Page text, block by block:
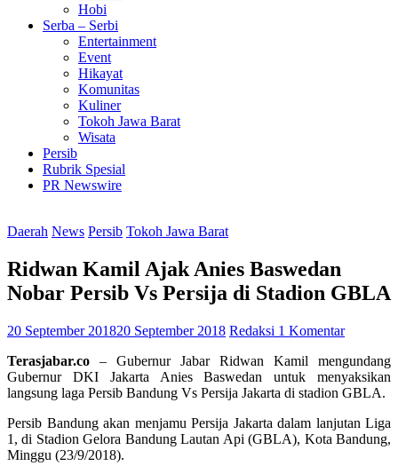
Hobi
Serba – Serbi
Entertainment
Event
Hikayat
Komunitas
Kuliner
Tokoh Jawa Barat
Wisata
Persib
Rubrik Spesial
PR Newswire
Daerah News Persib Tokoh Jawa Barat
Ridwan Kamil Ajak Anies Baswedan
Nobar Persib Vs Persija di Stadion GBLA
20 September 201820 September 2018 Redaksi 1 Komentar
Terasjabar.co – Gubernur Jabar Ridwan Kamil mengundang
Gubernur DKI Jakarta Anies Baswedan untuk menyaksikan
langsung laga Persib Bandung Vs Persija Jakarta di stadion GBLA.
Persib Bandung akan menjamu Persija Jakarta dalam lanjutan Liga
1, di Stadion Gelora Bandung Lautan Api (GBLA), Kota Bandung,
Minggu (23/9/2018).